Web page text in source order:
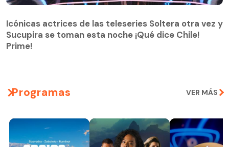
Icónicas actrices de las teleseries Soltera otra vez y
Sucupira se toman esta noche ¡Qué dice Chile!
Prime!
Programas VER MÁS